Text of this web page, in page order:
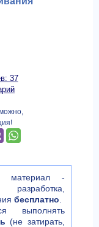
37
материал -
бесплатно
выполнять
(не затирать,